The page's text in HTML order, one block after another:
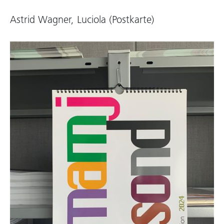
Astrid Wagner, Luciola (Postkarte)